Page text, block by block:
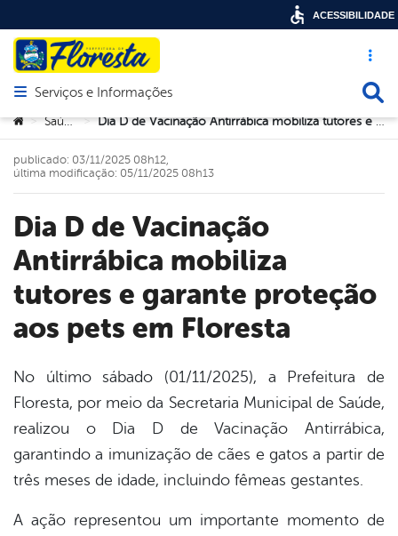
Acesso
Abrir menu principal de navegação
Serviços e Informações
Você está aqui:
> Saúde > Dia D de Vacinação Antirrábica mobiliza tutores e garante proteção aos pets em Floresta
Dia D de Vacinação
Antirrábica mobiliza
tutores e garante proteção
aos pets em Floresta
publicado: 03/11/2025 08h12,
última modificação: 05/11/2025 08h13
No último sábado (01/11/2025), a Prefeitura de
Floresta, por meio da Secretaria Municipal de Saúde,
realizou o Dia D de Vacinação Antirrábica,
garantindo a imunização de cães e gatos a partir de
três meses de idade, incluindo fêmeas gestantes.
A ação representou um importante momento de
ACESSIBILIDADE